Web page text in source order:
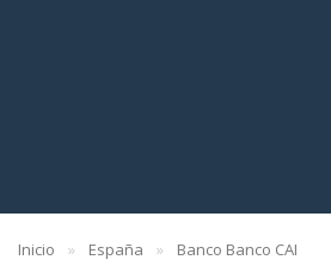
Inicio España Banco Banco CAI